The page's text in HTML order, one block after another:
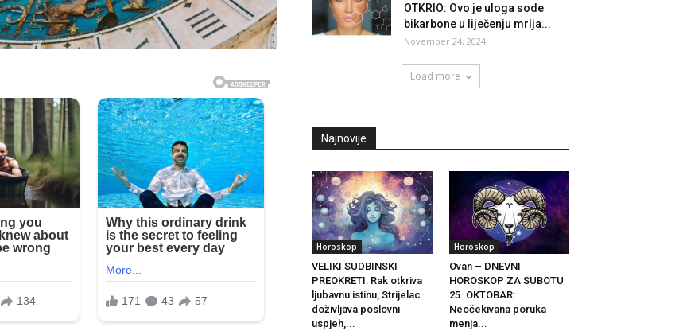
OTKRIO: Ovo je uloga sode
bikarbone u liječenju mrlja...
November 24, 2024
Load more
Najnovije
Horoskop
VELIKI SUDBINSKI
PREOKRETI: Rak otkriva
ljubavnu istinu, Strijelac
doživljava poslovni
uspjeh,...
Horoskop
Ovan – DNEVNI
HOROSKOP ZA SUBOTU
25. OKTOBAR:
Neočekivana poruka
menja...